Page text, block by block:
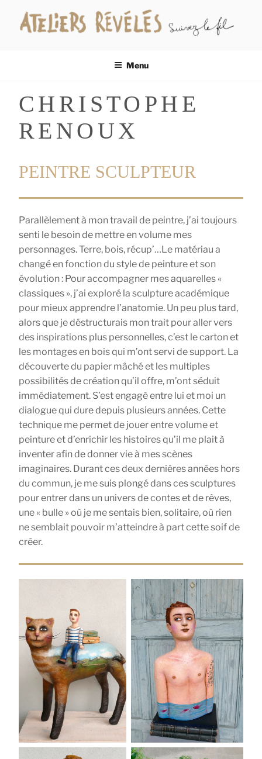
contenu
Menu
CHRISTOPHE
RENOUX
PEINTRE SCULPTEUR
Parallèlement à mon travail de peintre, j’ai toujours
senti le besoin de mettre en volume mes
personnages. Terre, bois, récup’…Le matériau a
changé en fonction du style de peinture et son
évolution : Pour accompagner mes aquarelles «
classiques », j’ai exploré la sculpture académique
pour mieux apprendre l’anatomie. Un peu plus tard,
alors que je déstructurais mon trait pour aller vers
des inspirations plus personnelles, c’est le carton et
les montages en bois qui m’ont servi de support. La
découverte du papier mâché et les multiples
possibilités de création qu’il offre, m’ont séduit
immédiatement. S’est engagé entre lui et moi un
dialogue qui dure depuis plusieurs années. Cette
technique me permet de jouer entre volume et
peinture et d’enrichir les histoires qu’il me plait à
inventer afin de donner vie à mes scènes
imaginaires. Durant ces deux dernières années hors
du commun, je me suis plongé dans ces sculptures
pour entrer dans un univers de contes et de rêves,
une « bulle » où je me sentais bien, solitaire, où rien
ne semblait pouvoir m’atteindre à part cette soif de
créer.